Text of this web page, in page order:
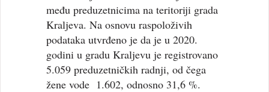
među preduzetnicima na teritoriji grada
Kraljeva. Na osnovu raspoloživih
podataka utvrđeno je da je u 2020.
godini u gradu Kraljevu je registrovano
5.059 preduzetničkih radnji, od čega
žene vode 1.602, odnosno 31,6 %.